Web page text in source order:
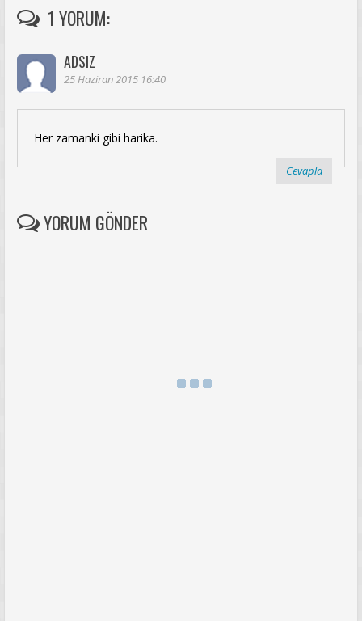
1 YORUM:
ADSIZ
25 Haziran 2015 16:40
Her zamanki gibi harika.
Cevapla
YORUM GÖNDER